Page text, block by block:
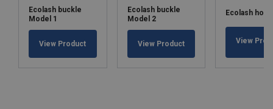
Ecolash buckle
Model 1
View Product
Ecolash buckle
Model 2
View Product
Ecolash hook
View